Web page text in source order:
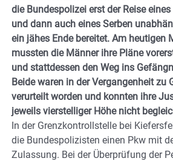
die Bundespolizei erst der Reise
und dann auch eines Serben
ein jähes Ende bereitet. Am heutigen
mussten die Männer ihre Pläne
und stattdessen den Weg ins
Beide waren in der Vergangenheit zu
verurteilt worden und konnten ihre
jeweils vierstelliger Höhe nicht
In der Grenzkontrollstelle bei
die Bundespolizisten einen Pkw mit
Zulassung. Bei der Überprüfung der